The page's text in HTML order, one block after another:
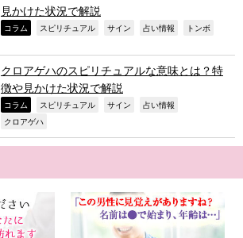
見かけた状況で解説
コラム スピリチュアル サイン 占い情報 トンボ
クロアゲハのスピリチュアルな意味とは？特
徴や見かけた状況で解説
コラム スピリチュアル サイン 占い情報
クロアゲハ